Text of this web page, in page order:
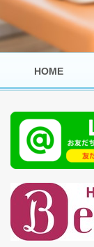
HOME